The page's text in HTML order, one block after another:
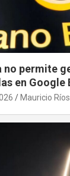
no permite
en Google
Mauricio Ríos